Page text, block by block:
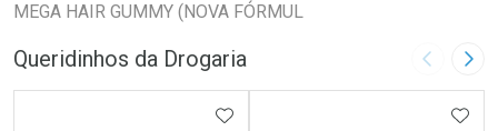
MEGA HAIR GUMMY (NOVA FÓRMUL
Queridinhos da Drogaria Imagem
ADICIONAR AOS FAVORITOS